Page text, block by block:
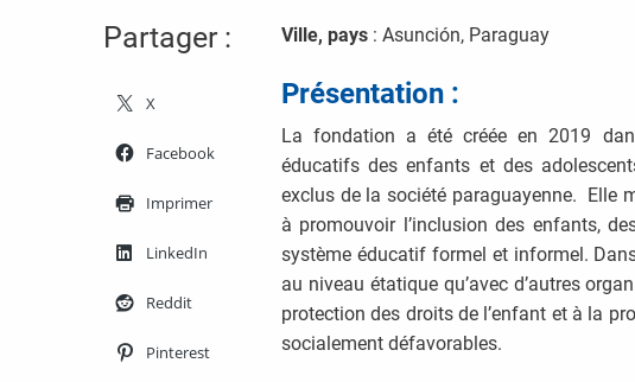
Partager :
X
Facebook
Imprimer
LinkedIn
Reddit
Pinterest
Ville, pays : Asunción, Paraguay
Présentation :
La fondation a été créée en 2019
éducatifs des enfants et des
exclus de la société paraguayenne. Elle
à promouvoir l’inclusion des enfants,
système éducatif formel et informel.
au niveau étatique qu’avec d’autres
protection des droits de l’enfant et à la
socialement défavorables.